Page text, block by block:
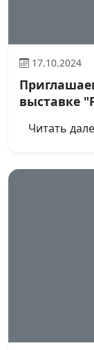
17.10.2024
выставке
Читать